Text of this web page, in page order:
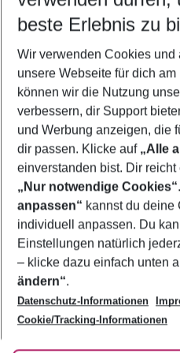
5-8
2 Erwachsene Keine
Mehr Filter
Footer
Footer navigation
Über uns
AGB
Bestpreisgarantie
Cookie-Einstellungen ändern
Cookie-Richtlinie
Agenturbetreuung
Barrierefreies Reisen
Folge uns
beste Erlebnis zu
Wir verwenden Cookies
unsere Webseite für dich
können wir die Nutzung
verbessern, dir Support
und Werbung anzeigen, die
dir passen. Klicke auf „Alle
einverstanden bist. Dir
„Nur notwendige Cookies“
anpassen“ kannst du deine
individuell anpassen. Du
Einstellungen natürlich
– klicke dazu einfach unten
ändern“.
Datenschutz-Informationen
Cookie/Tracking-Informationen